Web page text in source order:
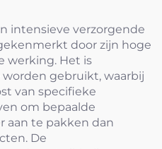
intensieve verzorgende
door zijn hoge
werking. Het is
gebruikt, waarbij
van specifieke
om bepaalde
aan te pakken dan
De